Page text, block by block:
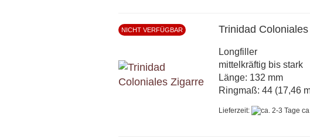
NICHT VERFÜGBAR Trinidad Coloniales
Longfiller
mittelkräftig bis stark
Länge: 132 mm
Ringmaß: 44 (17,46
Lieferzeit: